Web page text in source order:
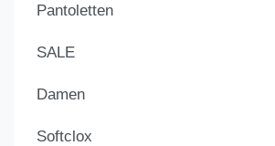
Pantoletten
SALE
Damen
Softclox